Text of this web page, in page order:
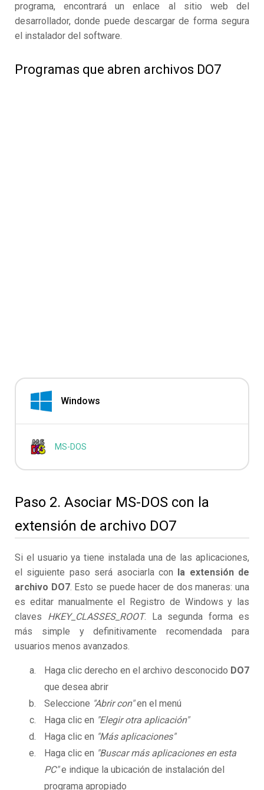
programa, encontrará un enlace al sitio web del
desarrollador, donde puede descargar de forma segura
el instalador del software.
Programas que abren archivos DO7
Windows
MS-DOS
Paso 2. Asociar MS-DOS con la
extensión de archivo DO7
Si el usuario ya tiene instalada una de las aplicaciones,
el siguiente paso será asociarla con la extensión de
archivo DO7. Esto se puede hacer de dos maneras: una
es editar manualmente el Registro de Windows y las
claves HKEY_CLASSES_ROOT. La segunda forma es
más simple y definitivamente recomendada para
usuarios menos avanzados.
Haga clic derecho en el archivo desconocido DO7
que desea abrir
Seleccione "Abrir con"en el menú
Haga clic en "Elegir otra aplicación"
Haga clic en "Más aplicaciones"
Haga clic en "Buscar más aplicaciones en esta
PC"e indique la ubicación de instalación del
programa apropiado